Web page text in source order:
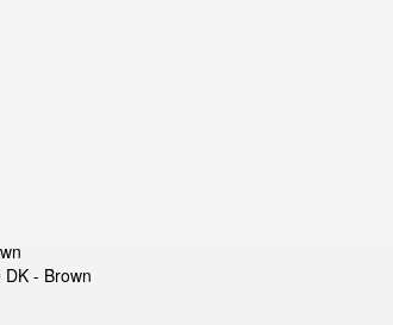
- Brown